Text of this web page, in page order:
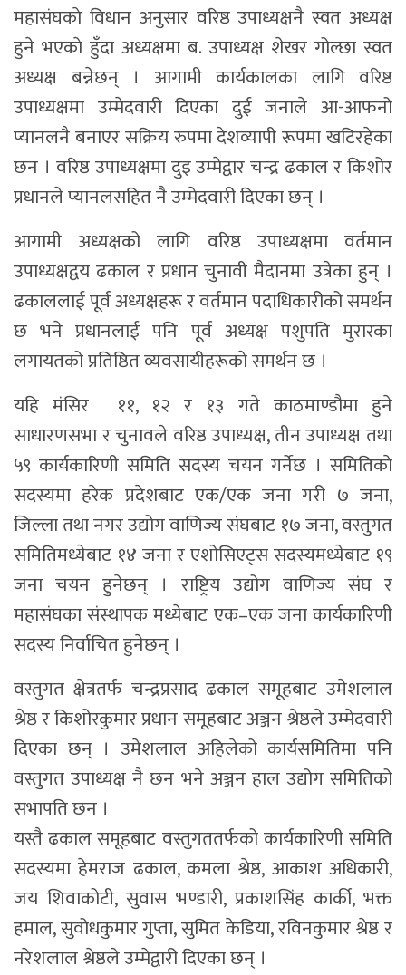
महासंघकाे विधान अनुसार वरिष्ठ उपाध्यक्षनै स्वत अध्यक्ष
हुने भएकाे हुँदा अध्यक्षमा ब. उपाध्यक्ष शेखर गोल्छा स्वत
अध्यक्ष बन्नेछन् । आगामी कार्यकालका लागि वरिष्ठ
उपाध्यक्षमा उम्मेदवारी दिएका दुई जनाले आ-आफनो
प्यानलनै बनाएर सक्रिय रुपमा देशव्यापी रूपमा खटिरहेका
छन । वरिष्ठ उपाध्यक्षमा दुइ उम्मेद्वार चन्द्र ढकाल र किशोर
प्रधानले प्यानलसहित नै उम्मेदवारी दिएका छन् ।
आगामी अध्यक्षको लागि वरिष्ठ उपाध्यक्षमा वर्तमान
उपाध्यक्षद्वय ढकाल र प्रधान चुनावी मैदानमा उत्रेका हुन् ।
ढकाललाई पूर्व अध्यक्षहरू र वर्तमान पदाधिकारीको समर्थन
छ भने प्रधानलाई पनि पूर्व अध्यक्ष पशुपति मुरारका
लगायतको प्रतिष्ठित व्यवसायीहरूकाे समर्थन छ ।
यहि मंसिर ११, १२ र १३ गते काठमाण्डौमा हुने
साधारणसभा र चुनावले वरिष्ठ उपाध्यक्ष, तीन उपाध्यक्ष तथा
५९ कार्यकारिणी समिति सदस्य चयन गर्नेछ । समितिकाे
सदस्यमा हरेक प्रदेशबाट एक/एक जना गरी ७ जना,
जिल्ला तथा नगर उद्योग वाणिज्य संघबाट १७ जना, वस्तुगत
समितिमध्येबाट १४ जना र एशोसिएट्स सदस्यमध्येबाट १९
जना चयन हुनेछन् । राष्ट्रिय उद्योग वाणिज्य संघ र
महासंघका संस्थापक मध्येबाट एक–एक जना कार्यकारिणी
सदस्य निर्वाचित हुनेछन् ।
वस्तुगत क्षेत्रतर्फ चन्द्रप्रसाद ढकाल समूहबाट उमेशलाल
श्रेष्ठ र किशोरकुमार प्रधान समूहबाट अञ्जन श्रेष्ठले उम्मेदवारी
दिएका छन् । उमेशलाल अहिलेको कार्यसमितिमा पनि
वस्तुगत उपाध्यक्ष नै छन भने अञ्जन हाल उद्योग समितिको
सभापति छन ।
यस्तै ढकाल समूहबाट वस्तुगततर्फको कार्यकारिणी समिति
सदस्यमा हेमराज ढकाल, कमला श्रेष्ठ, आकाश अधिकारी,
जय शिवाकोटी, सुवास भण्डारी, प्रकाशसिंह कार्की, भक्त
हमाल, सुवोधकुमार गुप्ता, सुमित केडिया, रविनकुमार श्रेष्ठ र
नरेशलाल श्रेष्ठले उम्मेद्वारी दिएका छन् ।